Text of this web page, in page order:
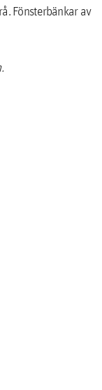
Fönsterbänkar av